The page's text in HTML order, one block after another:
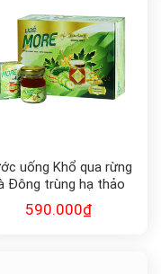
uống Khổ qua rừng
Đông trùng hạ thảo
MORE
590.000₫